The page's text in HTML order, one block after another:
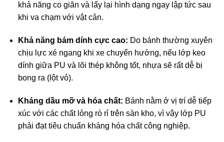
khả năng co giãn và lấy lại hình dạng ngay lập tức sau
khi va chạm với vật cản.
Khả năng bám dính cực cao: Do bánh thường xuyên
chịu lực xé ngang khi xe chuyển hướng, nếu lớp keo
dính giữa PU và lõi thép không tốt, nhựa sẽ rất dễ bị
bong ra (lột vỏ).
Kháng dầu mỡ và hóa chất: Bánh nằm ở vị trí dễ tiếp
xúc với các chất lỏng rò rỉ trên sàn kho, vì vậy lớp PU
phải đạt tiêu chuẩn kháng hóa chất công nghiệp.